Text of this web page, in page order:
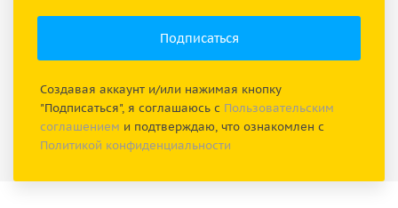
Создавая аккаунт и/или нажимая кнопку
"Подписаться", я соглашаюсь с Пользовательским
соглашением и подтверждаю, что ознакомлен с
Политикой конфиденциальности